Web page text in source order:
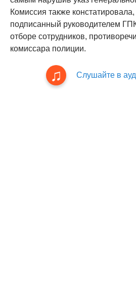
Комиссия также констатировала,
подписанный руководителем
отборе сотрудников,
комиссара полиции.
Слушайте в